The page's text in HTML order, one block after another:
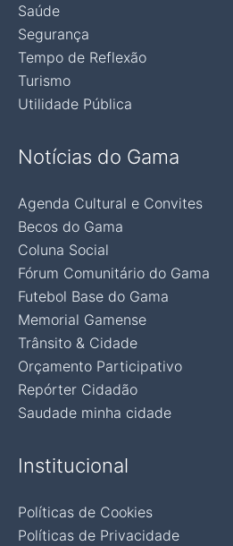
Saúde
Segurança
Tempo de Reflexão
Turismo
Utilidade Pública
Notícias do Gama
Agenda Cultural e Convites
Becos do Gama
Coluna Social
Fórum Comunitário do Gama
Futebol Base do Gama
Memorial Gamense
Trânsito & Cidade
Orçamento Participativo
Repórter Cidadão
Saudade minha cidade
Institucional
Políticas de Cookies
Políticas de Privacidade